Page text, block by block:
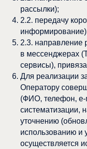
рассылки);
2.2. передачу
2.3. направление
в мессенджерах
сервисы),
Для реализации
Оператору
(ФИО, телефон, e-
систематизации,
уточнению
использованию и
осуществляется